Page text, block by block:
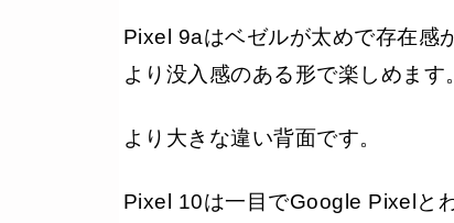
カメラ
トリプルカメラ
48MP 広角
センサーサイズ
13MP 超広角
Pixel 9aはベゼルが太めで存在感
より没入感のある形で楽しめます
より大きな違い背面です。
Pixel 10は一目でGoogle Pixelと